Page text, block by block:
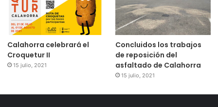
Calahorra celebrará el
Croquetur II
15 julio, 2021
Concluidos los trabajos
de reposición del
asfaltado de Calahorra
15 julio, 2021